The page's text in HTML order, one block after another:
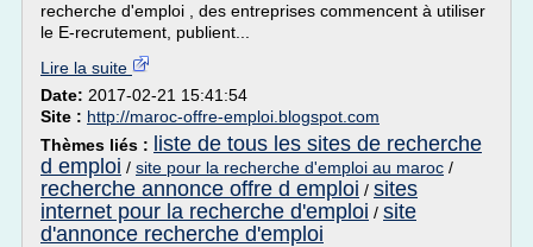
recherche d'emploi , des entreprises commencent à utiliser
le E-recrutement, publient...
Lire la suite
Date: 2017-02-21 15:41:54
Site : http://maroc-offre-emploi.blogspot.com
Thèmes liés :
liste de tous les sites de recherche
d emploi / site pour la recherche d'emploi au maroc /
recherche annonce offre d emploi / sites
internet pour la recherche d'emploi / site
d'annonce recherche d'emploi